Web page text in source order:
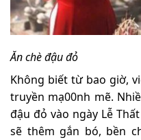
Ăn chè đậu đỏ
Không biết từ bao giờ,
truyền mạ00nh mẽ.
đậu đỏ vào ngày Lễ
sẽ thêm gắn bó, bền